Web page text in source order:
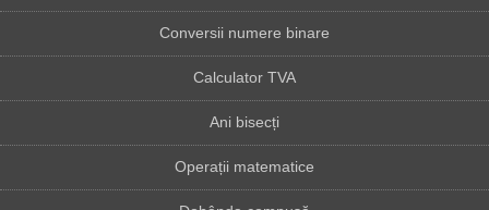
Conversii numere binare
Calculator TVA
Ani bisecți
Operații matematice